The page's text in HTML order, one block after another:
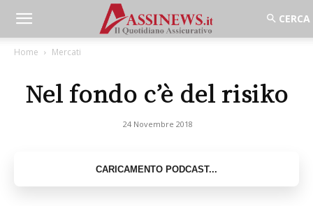
Home Mercati
Nel fondo c’è del risiko
24 Novembre 2018